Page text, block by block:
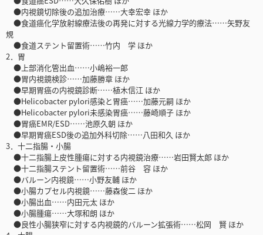
●内視鏡切除後の追加治療……大幸宏幸 ほか
●食道癌化学放射線療法後の再発に対する光線力学的療法……矢野友
規
●食道ステント留置術……竹内 学 ほか
2．胃
●上部消化管出血……小嶋裕一郎
●胃内視鏡検診……加藤勝章 ほか
●早期胃癌の内視鏡診断……植木信江 ほか
●Helicobacter pylori感染と胃癌……加藤元嗣 ほか
●Helicobacter pylori未感染胃癌……藤崎順子 ほか
●胃癌EMR/ESD……池原久朝 ほか
●早期胃癌ESD後の追加外科切除……八田和久 ほか
3．十二指腸・小腸
●十二指腸上皮性腫瘍に対する内視鏡治療……岩田賢太郎 ほか
●十二指腸ステント留置術……前谷 容 ほか
●バルーン内視鏡……小野友輔 ほか
●小腸カプセル内視鏡……藤森俊二 ほか
●小腸出血……内田元太 ほか
●小腸腫瘍……大塚和朗 ほか
●良性小腸狭窄に対する内視鏡的バルーン拡張術……松岡 賢 ほか